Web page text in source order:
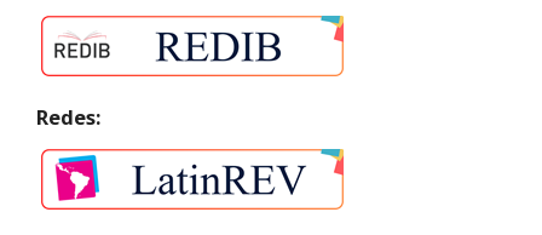
Redes: